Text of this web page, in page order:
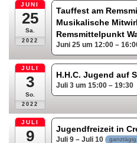
JUNI
25
Sa.
2022
Tauffest am
Musikalische
Remsmittelpunkt
Juni 25 um 12:00 –
JULI
3
So.
2022
H.H.C. Jugend auf
Juli 3 um 15:00 – 19:30
JULI
9 Jugendfreizeit in
Juli 9 – Juli 10 ganztägig